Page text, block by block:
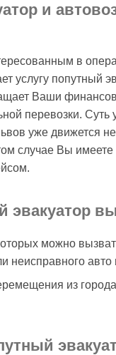
и
в
услугу попутный
Ваши
перевозки. Суть
уже движется
случае Вы имеете
эвакуатор
можно
неисправного
из